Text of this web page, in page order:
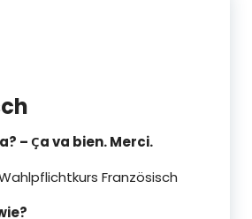
– Ҫa va bien. Merci.
Französisch